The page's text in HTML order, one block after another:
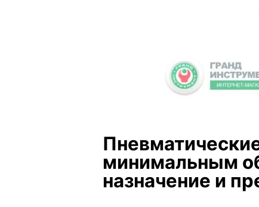
минимальным
назначение и